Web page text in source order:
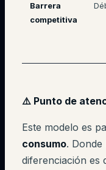
Barrera
competitiva
⚠️ Punto de
Este modelo es
consumo. Donde
diferenciación es